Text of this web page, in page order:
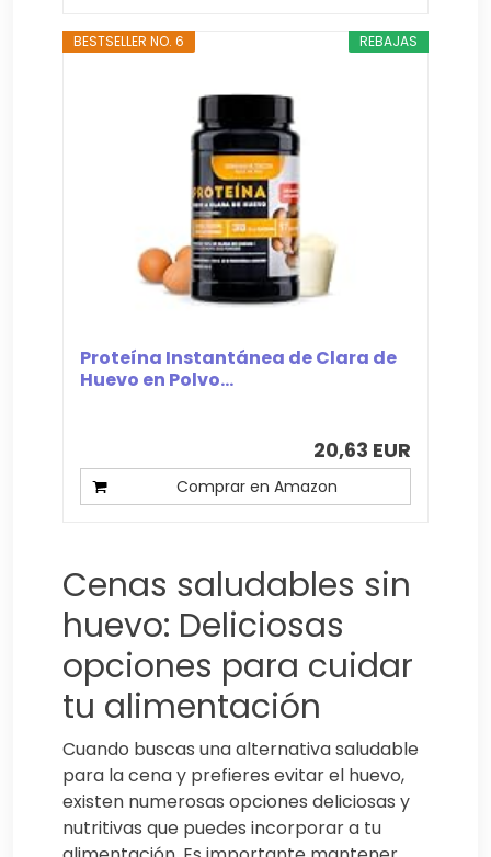
REBAJAS
BESTSELLER NO. 6
Proteína Instantánea de Clara de
Huevo en Polvo...
20,63 EUR
Comprar en Amazon
Cenas saludables sin
huevo: Deliciosas
opciones para cuidar
tu alimentación
Cuando buscas una alternativa saludable
para la cena y prefieres evitar el huevo,
existen numerosas opciones deliciosas y
nutritivas que puedes incorporar a tu